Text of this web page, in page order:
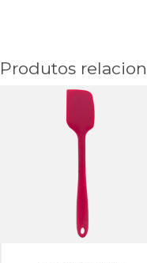
Produtos